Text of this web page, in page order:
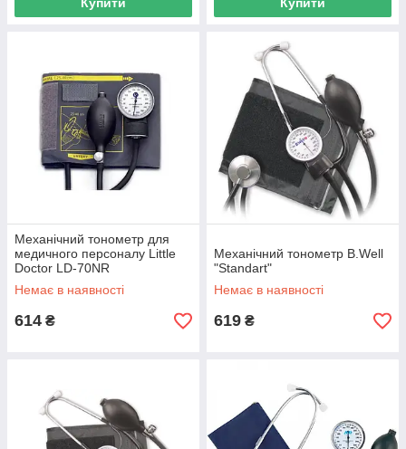
Механічний тонометр для
медичного персоналу Little
Doctor LD-70NR
Немає в наявності
614 ₴
Механічний тонометр B.Well
"Standart"
Немає в наявності
619 ₴